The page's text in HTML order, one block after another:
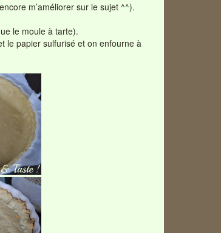
m’améliorer sur le sujet ^^).
le moule à tarte).
le papier sulfurisé et on enfourne à